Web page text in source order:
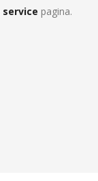
service pagina.